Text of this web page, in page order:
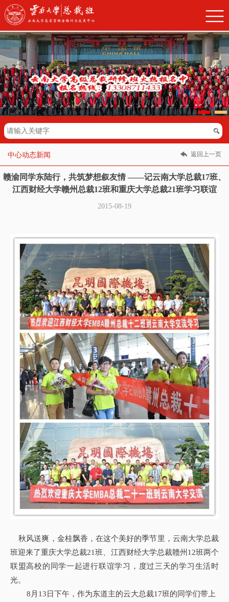
中心动态新闻 返回上一页
赣渝同学东陆行，共筑梦想叙友情 ——记云南大学总裁17班、
江西财经大学赣州总裁12班和重庆大学总裁21班学习联谊
2015-08-19
秋风送爽，金桂飘香，在这个美好的季节里，云南大学总裁
班迎来了重庆大学总裁21班、江西财经大学总裁赣州12班两个
联盟高校的同学一起进行联谊学习，度过三天的学习生活时
光。
8月13日下午，作为东道主的云大总裁17班的同学们带上